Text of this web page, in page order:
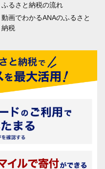
ふるさと納税の流れ
動画でわかるANAのふるさと
納税